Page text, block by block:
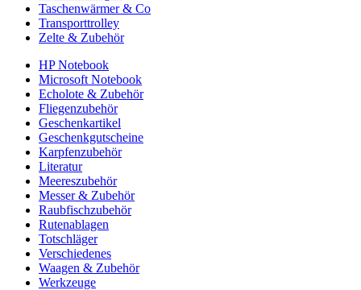
Taschenwärmer & Co
Transporttrolley
Zelte & Zubehör
HP Notebook
Microsoft Notebook
Echolote & Zubehör
Fliegenzubehör
Geschenkartikel
Geschenkgutscheine
Karpfenzubehör
Literatur
Meereszubehör
Messer & Zubehör
Raubfischzubehör
Rutenablagen
Totschläger
Verschiedenes
Waagen & Zubehör
Werkzeuge